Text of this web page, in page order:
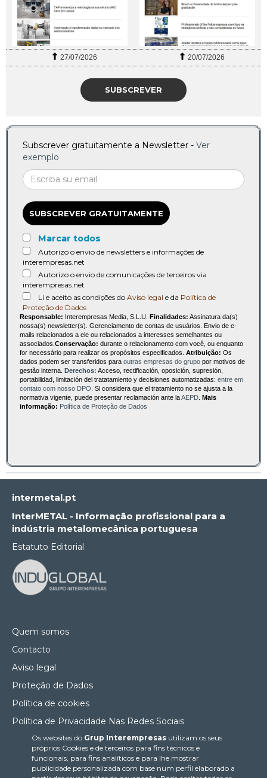
Os websites do Grup Interempresasutilizam os seus
próprios Cookies e de terceiros para fins técnicos e
funcionais, para fins analíticos e para lhe mostrar
publicidade personalizada com base num perfil elaborado a
27/07/2026 20/07/2026
SUBSCREVER
Subscrever gratuitamente a Newsletter - Ver
exemplo
SUBSCREVER GRATUITAMENTE
Marcar todos
Autorizo o envio de newsletters e informações de
interempresas.net
Autorizo o envio de comunicações de terceiros via
interempresas.net
Li e aceito as condições do Aviso legal e da Política de
Proteção de Dados
Responsable: Interempresas Media, S.L.U. Finalidades: Assinatura da(s)
nossa(s) newsletter(s). Gerenciamento de contas de usuários. Envio de e-
mails relacionados a ele ou relacionados a interesses semelhantes ou
associados. Conservação: durante o relacionamento com você, ou enquanto
for necessário para realizar os propósitos especificados. Atribuição: Os
dados podem ser transferidos para outras empresas do grupo por motivos de
gestão interna.
Derechos: Acceso, rectificación, oposición, supresión,
portabilidad, limitación del tratatamiento y decisiones automatizadas: entre em
contato com nosso DPO . Si considera que el tratamiento no se ajusta a la
normativa vigente, puede presentar reclamación ante laAEPD
Mais
informação: Política de Proteção de Dados
intermetal.pt
InterMETAL - Informação profissional para a
indústria metalomecânica portuguesa
Estatuto Editorial
Quem somos
Contacto
Aviso legal
Proteção de Dados
Política de cookies
Política de Privacidade Nas Redes Sociais
Canal de denúncias
Colaborações editoriais